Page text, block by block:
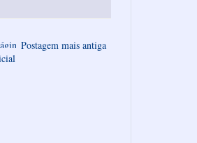
Postagem mais antiga